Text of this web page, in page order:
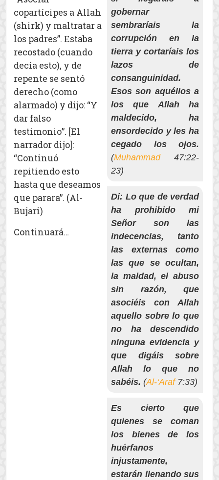
gobernar
sembraríais la
corrupción en la
tierra y cortaríais los
lazos de
consanguinidad.
Esos son aquéllos a
los que Allah ha
maldecido, ha
ensordecido y les ha
cegado los ojos.
(Muhammad47:22-
23)
Di: Lo que de verdad
ha prohibido mi
Señor son las
indecencias, tanto
las externas como
las que se ocultan,
la maldad, el abuso
sin razón, que
asociéis con Allah
aquello sobre lo que
no ha descendido
ninguna evidencia y
que digáis sobre
Allah lo que no
sabéis. (Al-‘Araf7:33)
Es cierto que
quienes se coman
los bienes de los
huérfanos
injustamente,
estarán llenando sus
copartícipes a Allah
(shirk) y maltratar a
los padres”. Estaba
recostado (cuando
decía esto), y de
repente se sentó
derecho (como
alarmado) y dijo: “Y
dar falso
testimonio”. [El
narrador dijo]:
“Continuó
repitiendo esto
hasta que deseamos
que parara”. (Al-
Bujari)
Continuará…